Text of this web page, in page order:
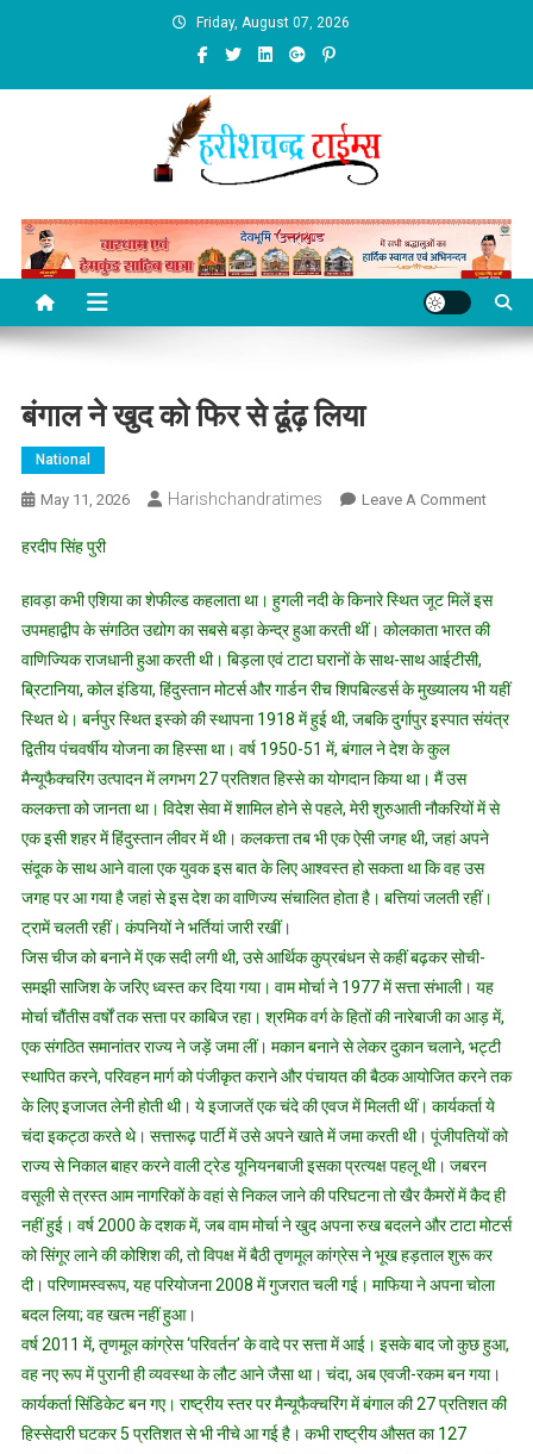
Friday, August 07, 2026
बंगाल ने खुद को फिर से ढूंढ़ लिया
National
May 11, 2026 Harishchandratimes Leave A CommentOn
को
फिर
ढूंढ़
लिया
हरदीप सिंह पुरी
हावड़ा कभी एशिया का शेफील्ड कहलाता था। हुगली नदी के किनारे स्थित जूट मिलें इस
उपमहाद्वीप के संगठित उद्योग का सबसे बड़ा केन्द्र हुआ करती थीं। कोलकाता भारत की
वाणिज्यिक राजधानी हुआ करती थी। बिड़ला एवं टाटा घरानों के साथ-साथ आईटीसी,
ब्रिटानिया, कोल इंडिया, हिंदुस्तान मोटर्स और गार्डन रीच शिपबिल्डर्स के मुख्यालय भी यहीं
स्थित थे। बर्नपुर स्थित इस्को की स्थापना 1918 में हुई थी, जबकि दुर्गापुर इस्पात संयंत्र
द्वितीय पंचवर्षीय योजना का हिस्सा था। वर्ष 1950-51 में, बंगाल ने देश के कुल
मैन्यूफैक्चरिंग उत्पादन में लगभग 27 प्रतिशत हिस्से का योगदान किया था। मैं उस
कलकत्ता को जानता था। विदेश सेवा में शामिल होने से पहले, मेरी शुरुआती नौकरियों में से
एक इसी शहर में हिंदुस्तान लीवर में थी। कलकत्ता तब भी एक ऐसी जगह थी, जहां अपने
संदूक के साथ आने वाला एक युवक इस बात के लिए आश्वस्त हो सकता था कि वह उस
जगह पर आ गया है जहां से इस देश का वाणिज्य संचालित होता है। बत्तियां जलती रहीं।
ट्रामें चलती रहीं। कंपनियों ने भर्तियां जारी रखीं।
जिस चीज को बनाने में एक सदी लगी थी, उसे आर्थिक कुप्रबंधन से कहीं बढ़कर सोची-
समझी साजिश के जरिए ध्वस्त कर दिया गया। वाम मोर्चा ने 1977 में सत्ता संभाली। यह
मोर्चा चौंतीस वर्षों तक सत्ता पर काबिज रहा। श्रमिक वर्ग के हितों की नारेबाजी का आड़ में,
एक संगठित समानांतर राज्य ने जड़ें जमा लीं। मकान बनाने से लेकर दुकान चलाने, भट्टी
स्थापित करने, परिवहन मार्ग को पंजीकृत कराने और पंचायत की बैठक आयोजित करने तक
के लिए इजाजत लेनी होती थी। ये इजाजतें एक चंदे की एवज में मिलती थीं। कार्यकर्ता ये
चंदा इकट्ठा करते थे। सत्तारूढ़ पार्टी में उसे अपने खाते में जमा करती थी। पूंजीपतियों को
राज्य से निकाल बाहर करने वाली ट्रेड यूनियनबाजी इसका प्रत्यक्ष पहलू थी। जबरन
वसूली से त्रस्त आम नागरिकों के वहां से निकल जाने की परिघटना तो खैर कैमरों में कैद ही
नहीं हुई। वर्ष 2000 के दशक में, जब वाम मोर्चा ने खुद अपना रुख बदलने और टाटा मोटर्स
को सिंगूर लाने की कोशिश की, तो विपक्ष में बैठी तृणमूल कांग्रेस ने भूख हड़ताल शुरू कर
दी। परिणामस्वरूप, यह परियोजना 2008 में गुजरात चली गई। माफिया ने अपना चोला
बदल लिया; वह खत्म नहीं हुआ।
वर्ष 2011 में, तृणमूल कांग्रेस ‘परिवर्तन’ के वादे पर सत्ता में आई। इसके बाद जो कुछ हुआ,
वह नए रूप में पुरानी ही व्यवस्था के लौट आने जैसा था। चंदा, अब एवजी-रकम बन गया।
कार्यकर्ता सिंडिकेट बन गए। राष्ट्रीय स्तर पर मैन्यूफैक्चरिंग में बंगाल की 27 प्रतिशत की
हिस्सेदारी घटकर 5 प्रतिशत से भी नीचे आ गई है। कभी राष्ट्रीय औसत का 127